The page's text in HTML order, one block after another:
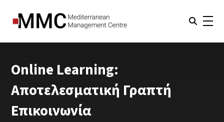
Online Learning:
Αποτελεσματική Γραπτή
Επικοινωνία